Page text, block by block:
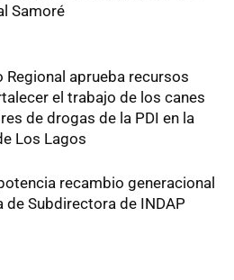
Samoré
Regional aprueba recursos
el trabajo de los canes
de drogas de la PDI en la
Los Lagos
recambio generacional
de Subdirectora de INDAP